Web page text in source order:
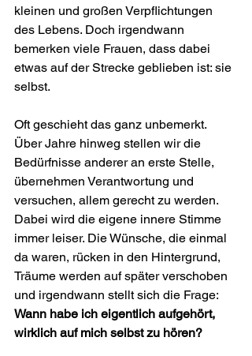
kleinen und großen Verpflichtungen
des Lebens. Doch irgendwann
bemerken viele Frauen, dass dabei
etwas auf der Strecke geblieben ist: sie
selbst.
Oft geschieht das ganz unbemerkt.
Über Jahre hinweg stellen wir die
Bedürfnisse anderer an erste Stelle,
übernehmen Verantwortung und
versuchen, allem gerecht zu werden.
Dabei wird die eigene innere Stimme
immer leiser. Die Wünsche, die einmal
da waren, rücken in den Hintergrund,
Träume werden auf später verschoben
und irgendwann stellt sich die Frage:
Wann habe ich eigentlich aufgehört,
wirklich auf mich selbst zu hören?